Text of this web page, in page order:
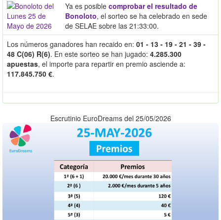
Ya es posible comprobar el resultado de
Bonoloto, el sorteo se ha celebrado en sede
de SELAE sobre las 21:33:00.
Los números ganadores han recaido en: 01 - 13 - 19 - 21 - 39 -
48 C(06) R(6). En este sorteo se han jugado: 4.285.300
apuestas, el importe para repartir en premio asciende a:
117.845.750 €.
Escrutinio EuroDreams del 25/05/2026